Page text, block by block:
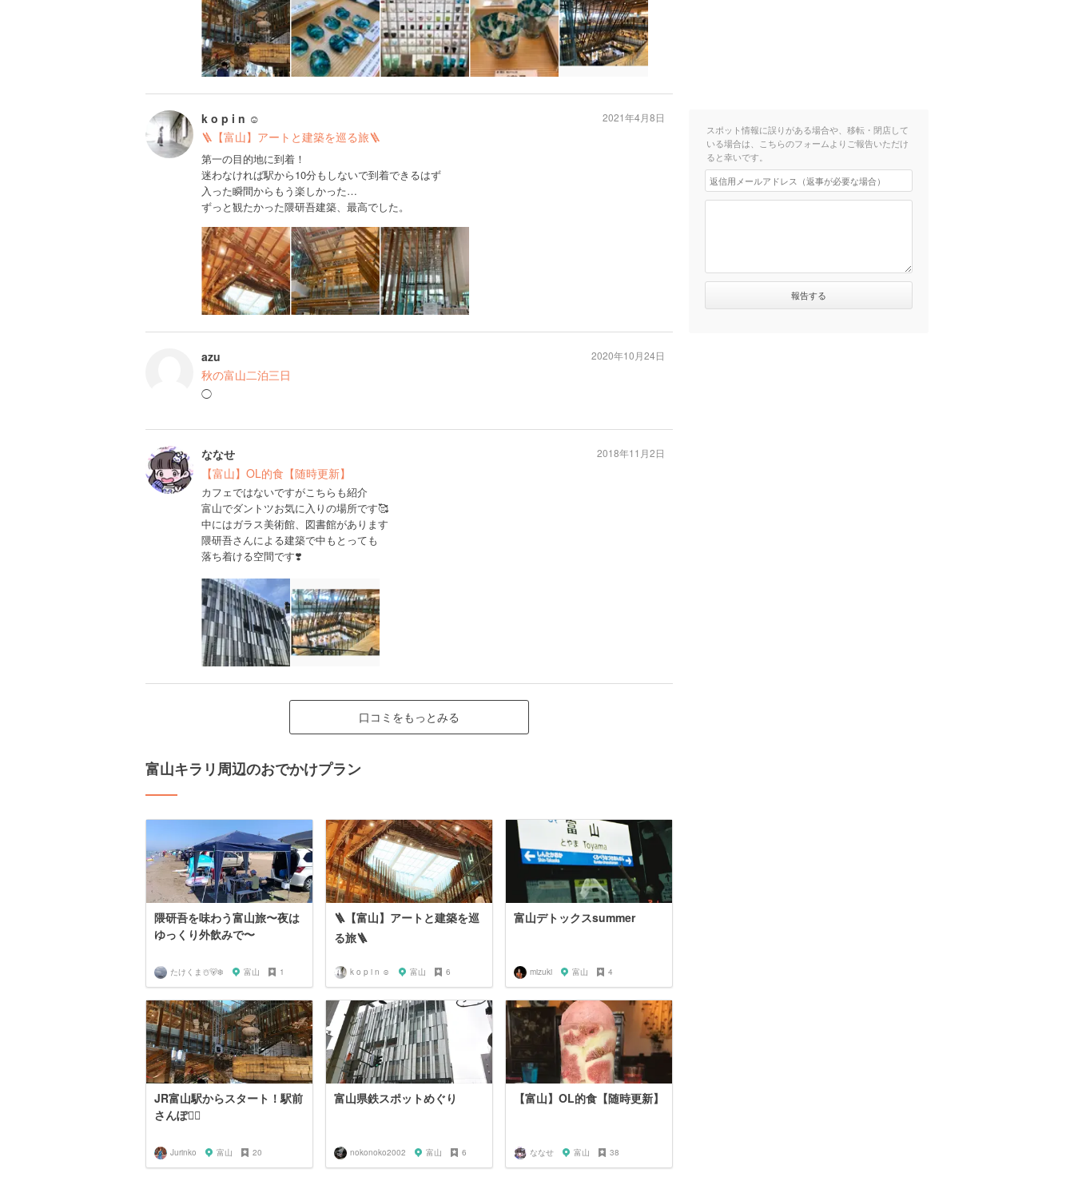
k o p i n ☺︎
🪜【富山】アートと建築を巡る旅🪜
第一の目的地に到着！
迷わなければ駅から10分もしないで到着できるはず
入った瞬間からもう楽しかった…
ずっと観たかった隈研吾建築、最高でした。
2021年4月8日
azu
秋の富山二泊三日
◯
2020年10月24日
ななせ
【富山】OL的食【随時更新】
カフェではないですがこちらも紹介
富山でダントツお気に入りの場所です🥰
中にはガラス美術館、図書館があります
隈研吾さんによる建築で中もとっても
落ち着ける空間です❣️
2018年11月2日
口コミをもっとみる
富山キラリ周辺のおでかけプラン
隈研吾を味わう富山旅〜夜は
ゆっくり外飲みで〜
たけくま☃️🐻‍❄️ 富山 1
🪜【富山】アートと建築を巡
る旅🪜
k o p i n ☺︎ 富山 6
富山デトックスsummer
mizuki 富山 4
JR富山駅からスタート！駅前
さんぽ🚶‍♀️
Jurinko 富山 20
富山県鉄スポットめぐり
nokonoko2002 富山 6
【富山】OL的食【随時更新】
ななせ 富山 38
スポット情報に誤りがある場合や、移転・閉店して
いる場合は、こちらのフォームよりご報告いただけ
ると幸いです。